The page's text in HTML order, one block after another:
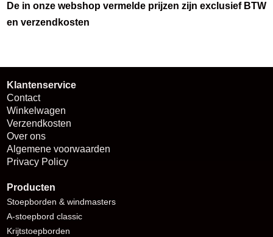
De in onze webshop vermelde prijzen zijn exclusief BTW
en verzendkosten
Klantenservice
Contact
Winkelwagen
Verzendkosten
Over ons
Algemene voorwaarden
Privacy Policy
Producten
Stoepborden & windmasters
A-stoepbord classic
Krijtstoepborden